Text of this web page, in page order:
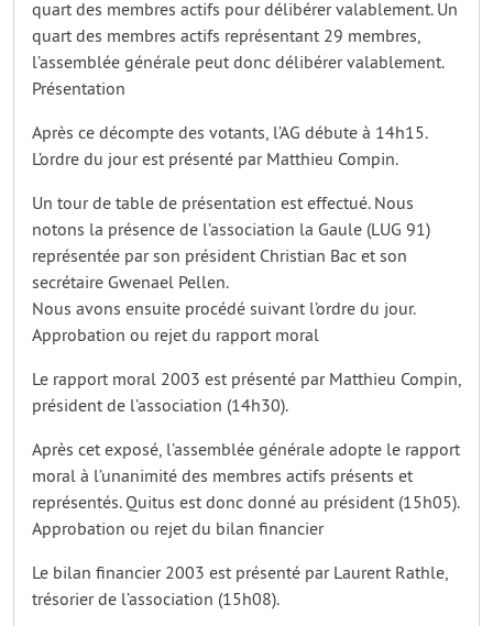
quart des membres actifs pour délibérer valablement. Un
quart des membres actifs représentant 29 membres,
l’assemblée générale peut donc délibérer valablement.
Présentation
Après ce décompte des votants, l’AG débute à 14h15.
L’ordre du jour est présenté par Matthieu Compin.
Un tour de table de présentation est effectué. Nous
notons la présence de l’association la Gaule (LUG 91)
représentée par son président Christian Bac et son
secrétaire Gwenael Pellen.
Nous avons ensuite procédé suivant l’ordre du jour.
Approbation ou rejet du rapport moral
Le rapport moral 2003 est présenté par Matthieu Compin,
président de l’association (14h30).
Après cet exposé, l’assemblée générale adopte le rapport
moral à l’unanimité des membres actifs présents et
représentés. Quitus est donc donné au président (15h05).
Approbation ou rejet du bilan financier
Le bilan financier 2003 est présenté par Laurent Rathle,
trésorier de l’association (15h08).